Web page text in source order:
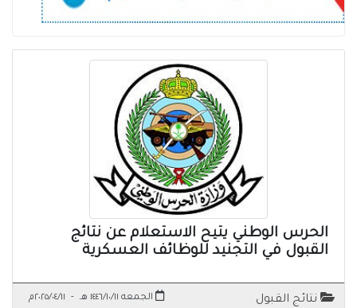
الحرس الوطني يتيح الاستعلام عن نتائج
القبول في التجنيد للوظائف العسكرية
نتائج القبول الجمعه ١٤٤٦/١٠/١١ هـ - ٢٠٢٥/٠٤/١١م